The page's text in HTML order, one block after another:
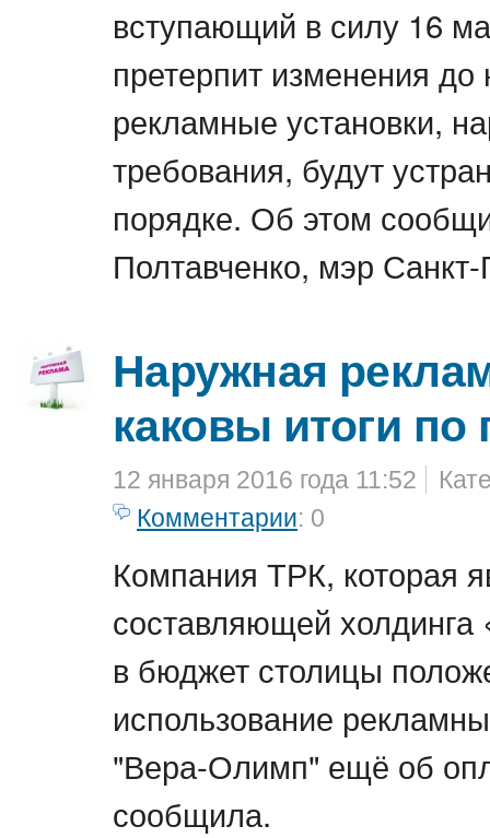
вступающий в силу 16
претерпит изменения до
рекламные установки,
требования, будут
порядке. Об этом
Полтавченко, мэр Санкт-
Наружная
каковы итоги
12 января 2016 года 11:52
Комментарии: 0
Компания ТРК, которая
составляющей холдинга
в бюджет столицы
использование
"Вера-Олимп" ещё об
сообщила.